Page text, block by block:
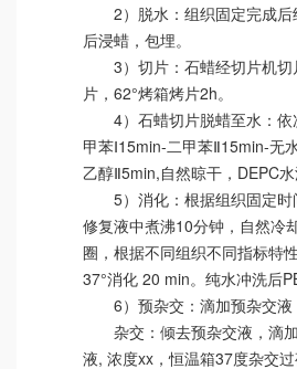
2）脱水：组织固定完成
后浸蜡，包埋。
3）切片：石蜡经切片机
片，62°烤箱烤片2h。
4）石蜡切片脱蜡至水：
甲苯Ⅰ15min-二甲苯Ⅱ15min-无
乙醇Ⅱ5min,自然晾干，DEPC水
5）消化：根据组织固定
修复液中煮沸10分钟，自然冷
圈，根据不同组织不同指标特
37°消化 20 min。纯水冲洗后
6）预杂交：滴加预杂交液
杂交：倾去预杂交液，滴
液, 浓度xx，恒温箱37度杂交过